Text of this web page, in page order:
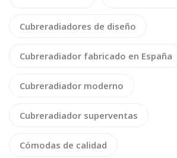
Cubreradiadores de diseño
Cubreradiador fabricado en España
Cubreradiador moderno
Cubreradiador superventas
Cómodas de calidad